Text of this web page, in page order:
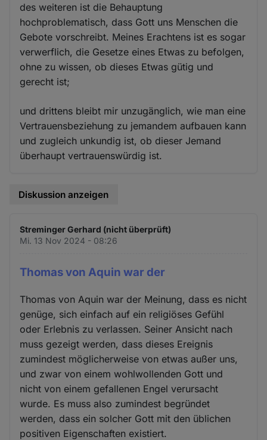
des weiteren ist die Behauptung
hochproblematisch, dass Gott uns Menschen die
Gebote vorschreibt. Meines Erachtens ist es sogar
verwerflich, die Gesetze eines Etwas zu befolgen,
ohne zu wissen, ob dieses Etwas gütig und
gerecht ist;
und drittens bleibt mir unzugänglich, wie man eine
Vertrauensbeziehung zu jemandem aufbauen kann
und zugleich unkundig ist, ob dieser Jemand
überhaupt vertrauenswürdig ist.
Diskussion anzeigen
Streminger Gerhard (nicht überprüft)
Mi. 13 Nov 2024 - 08:26
Thomas von Aquin war der
Thomas von Aquin war der Meinung, dass es nicht
genüge, sich einfach auf ein religiöses Gefühl
oder Erlebnis zu verlassen. Seiner Ansicht nach
muss gezeigt werden, dass dieses Ereignis
zumindest möglicherweise von etwas außer uns,
und zwar von einem wohlwollenden Gott und
nicht von einem gefallenen Engel verursacht
wurde. Es muss also zumindest begründet
werden, dass ein solcher Gott mit den üblichen
positiven Eigenschaften existiert.